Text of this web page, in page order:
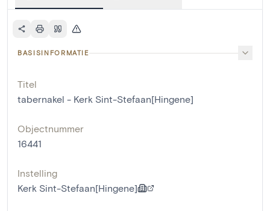
BASISINFORMATIE
Titel
tabernakel - Kerk Sint-Stefaan[Hingene]
Objectnummer
16441
Instelling
Kerk Sint-Stefaan[Hingene]